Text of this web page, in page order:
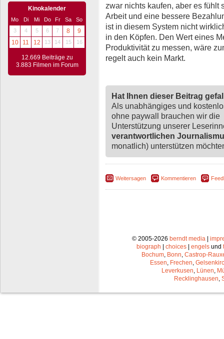
Kinokalender
Mo Di Mi Do Fr Sa
So
3
4 5 6 7 8
9
10
11 12 13 14 15 16
12.669 Beiträge zu
3.883 Filmen im Forum
zwar nichts kaufen, aber es fühlt
Arbeit und eine bessere
ist in diesem System nicht
in den Köpfen. Den Wert eines
Produktivität zu messen, wäre
regelt auch kein Markt.
Hat Ihnen dieser Beitrag
Als unabhängiges und
ohne paywall brauchen wir die
Unterstützung unserer
verantwortlichen
monatlich) unterstützen
Weitersagen Kommentieren
© 2005-2026 berndt media|
biograph
choices engels und
Bochum, Bonn, Castrop-
Essen, Frechen,
Leverkusen, Lünen,
Recklinghausen,